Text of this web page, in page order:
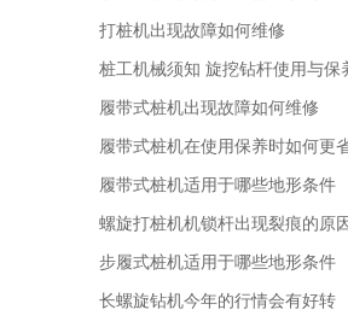
打桩机出现故障如何维修
桩工机械须知 旋挖钻杆使用与保
履带式桩机出现故障如何维修
履带式桩机在使用保养时如何更
履带式桩机适用于哪些地形条件
螺旋打桩机机锁杆出现裂痕的原
步履式桩机适用于哪些地形条件
长螺旋钻机今年的行情会有好转